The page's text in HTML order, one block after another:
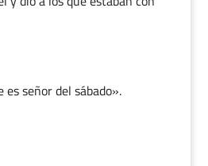
señor del sábado».